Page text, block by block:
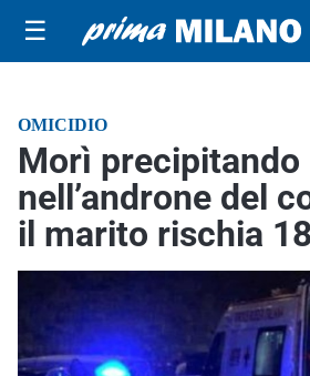
☰
OMICIDIO
Morì precipitando
nell’androne del
il marito rischia